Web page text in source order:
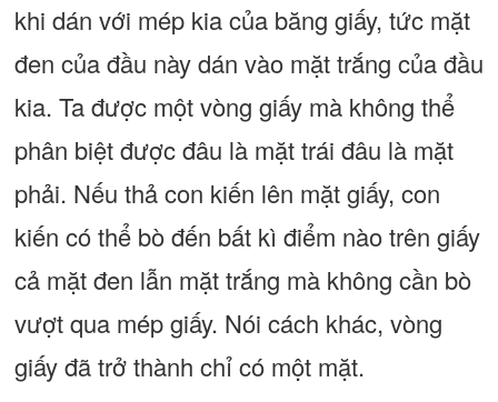
khi dán với mép kia của băng giấy, tức mặt
đen của đầu này dán vào mặt trắng của đầu
kia. Ta được một vòng giấy mà không thể
phân biệt được đâu là mặt trái đâu là mặt
phải. Nếu thả con kiến lên mặt giấy, con
kiến có thể bò đến bất kì điểm nào trên giấy
cả mặt đen lẫn mặt trắng mà không cần bò
vượt qua mép giấy. Nói cách khác, vòng
giấy đã trở thành chỉ có một mặt.